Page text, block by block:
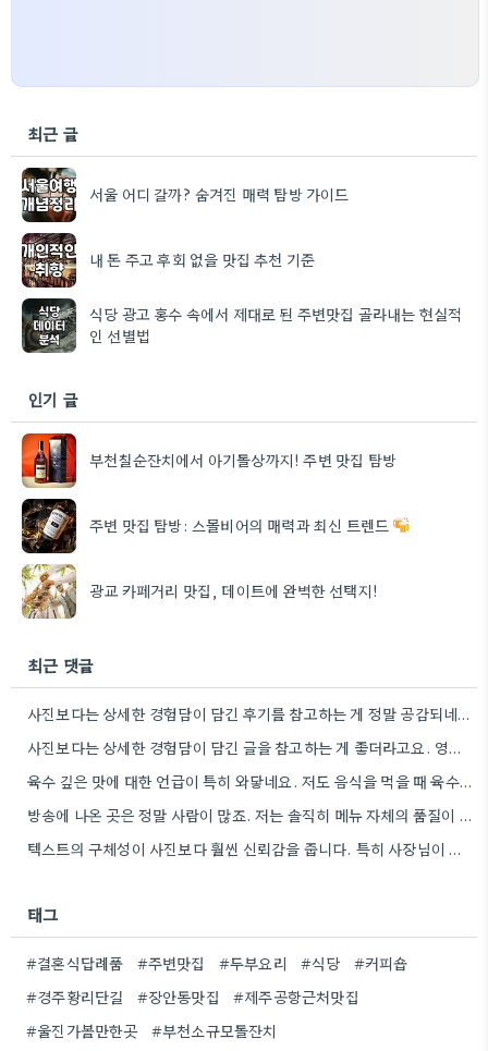
최근 글
서울 어디 갈까? 숨겨진 매력 탐방 가이드
내 돈 주고 후회 없을 맛집 추천 기준
식당 광고 홍수 속에서 제대로 된 주변맛집 골라내는 현실적
인 선별법
인기 글
부천칠순잔치에서 아기돌상까지! 주변 맛집 탐방
주변 맛집 탐방: 스몰비어의 매력과 최신 트렌드
광교 카페거리 맛집, 데이트에 완벽한 선택지!
최근 댓글
사진보다는 상세한 경험담이 담긴 후기를 참고하는 게 정말 공감되네요. 특히 어떤 점이 좋았고 아쉬웠는지 구체적으로…
사진보다는 상세한 경험담이 담긴 글을 참고하는 게 좋더라고요. 영화 상영회 경험이 기억에 남는다는 점이 흥미롭네요.
육수 깊은 맛에 대한 언급이 특히 와닿네요. 저도 음식을 먹을 때 육수의 깊은 맛을 중요하게…
방송에 나온 곳은 정말 사람이 많죠. 저는 솔직히 메뉴 자체의 품질이 더 중요하다고 생각해요.
텍스트의 구체성이 사진보다 훨씬 신뢰감을 줍니다. 특히 사장님이 직접 요리하는 곳을 찾는 게 좋은 전략인…
태그
#결혼식답례품 #주변맛집 #두부요리 #식당
#커피숍
#경주황리단길
#장안동맛집
#제주공항근처맛집
#울진가볼만한곳
#부천소규모돌잔치